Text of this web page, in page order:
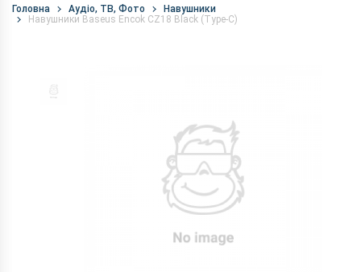
Головна Аудіо, ТВ, Фото
Навушники
Навушники Baseus Encok CZ18 Black (Type-C)